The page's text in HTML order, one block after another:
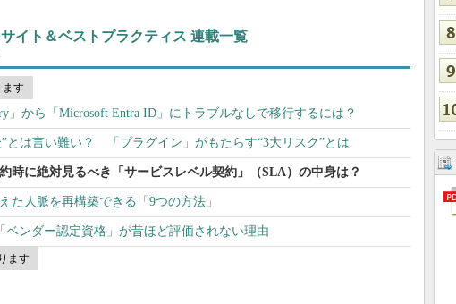
イト＆ベストプラクティス 連載一覧
ます
」から「Microsoft Entra ID」にトラブルなしで移行するには？
”とは言い難い？ 「プラグイン」がもたらす“3大リスク”とは
時に絶対見るべき「サービスレベル契約」（SLA）の中身は？
た人脈を再構築できる「9つの方法」
ベンダー認定資格」が昔ほど評価されない理由
ます